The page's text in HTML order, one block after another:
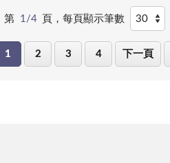
第 1/4 頁，每頁顯示筆數
1 2 3 4 下一頁